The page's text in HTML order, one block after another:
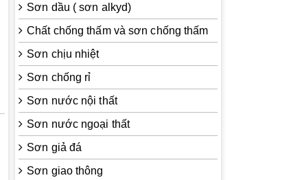
Sơn dầu ( sơn alkyd)
Chất chống thấm và sơn chống thấm
Sơn chịu nhiệt
Sơn chống rỉ
Sơn nước nội thất
Sơn nước ngoại thất
Sơn giả đá
Sơn giao thông